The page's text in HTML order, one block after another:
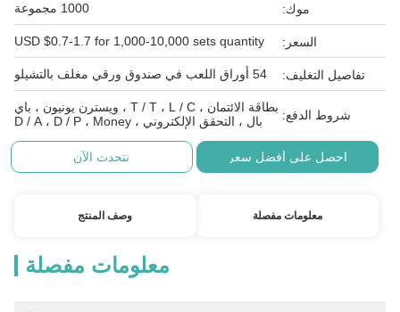
موك: 1000 مجموعة
السعر: USD $0.7-1.7 for 1,000-10,000 sets quantity
تفاصيل التغليف: 54 أوراق اللعب في صندوق ورقي مغلف بالتشيلو
شروط الدفع:
بطاقة الائتمان ، T / T ، L / C ، ويسترن يونيون ، باي
بال ، التحقق الإلكتروني ، D / A ، D / P ، Money
احصل على أفضل سعر نتحدث الآن
معلومات مفصلة وصف المنتج
معلومات مفصلة